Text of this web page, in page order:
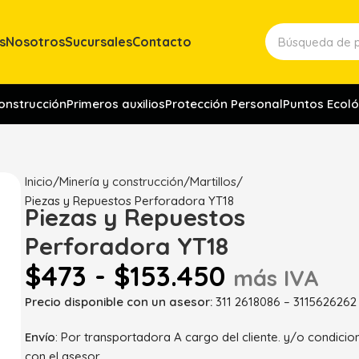
NosotrosSucursalesContacto
Primeros auxiliosProtección PersonalPuntos
Inicio Minería y construcción Martillos
Piezas y Repuestos Perforadora YT18
Piezas y Repuestos
Perforadora YT18
$473 - $153.450 más IVA
Precio disponible con un asesor: 311 2618086 – 3115626262
Envío: Por transportadora A cargo del cliente. y/o